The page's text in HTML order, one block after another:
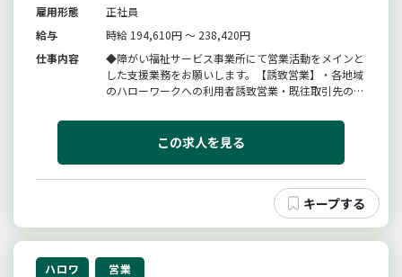
雇用形態
正社員
給与
時給 194,610円 ～ 238,420円
仕事内容
◆障がい福祉サービス事業所にて営業活動をメインと
した支援業務をお願いします。【誘致営業】・各地域
のハローワークへの利用者誘致営業・既往取引先の相
機関、福祉施設への利用者誘致営業・ご利用者（障が
い者）とのコミュニケーションなど【障がい者雇用創
この求人を見る
ハロワ 営業